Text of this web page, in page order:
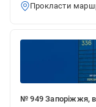
Прокласти
№ 949 Запоріжжя,